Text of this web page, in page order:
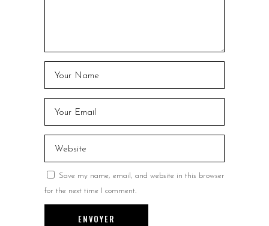
Save my name, email, and website in this browser
for the next time I comment.
ENVOYER